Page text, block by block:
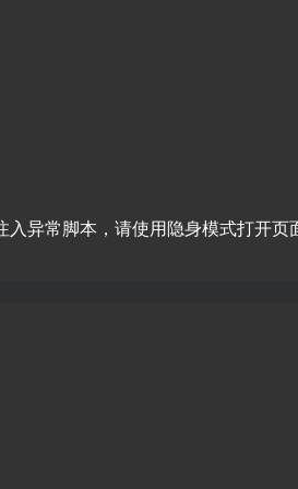
入异常脚本，请使用隐身模式打开页